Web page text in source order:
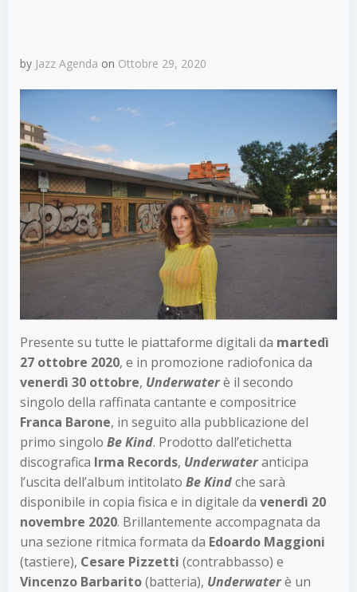
by Jazz Agenda on Ottobre 29, 2020
Presente su tutte le piattaforme digitali da martedì
27 ottobre 2020, e in promozione radiofonica da
venerdì 30 ottobre, Underwaterè il secondo
singolo della raffinata cantante e compositrice
Franca Barone, in seguito alla pubblicazione del
primo singolo Be Kind. Prodotto dall’etichetta
discografica Irma Records, Underwateranticipa
l’uscita dell’album intitolato Be Kindche sarà
disponibile in copia fisica e in digitale da venerdì 20
novembre 2020. Brillantemente accompagnata da
una sezione ritmica formata da Edoardo Maggioni
(tastiere), Cesare Pizzetti (contrabbasso) e
Vincenzo Barbarito(batteria), Underwaterè un